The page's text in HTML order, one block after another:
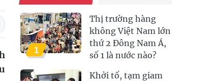
1
Thị trường hàng
không Việt Nam lớn
thứ 2 Đông Nam Á,
số 1 là nước nào?
Khởi tố, tạm giam